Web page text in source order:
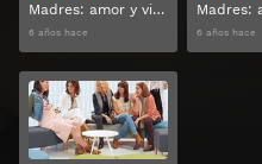
Madres: amor y vida Temporada 1 Capitulo 10
6 años hace 6 años hace